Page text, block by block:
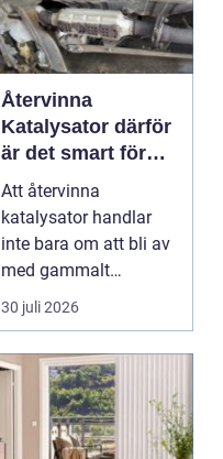
Återvinna
Katalysator därför
är det smart för
både ekonomi och
miljö
Att återvinna
katalysator handlar
inte bara om att bli av
med gammalt
material. I varje
katalysator ...
30 juli 2026